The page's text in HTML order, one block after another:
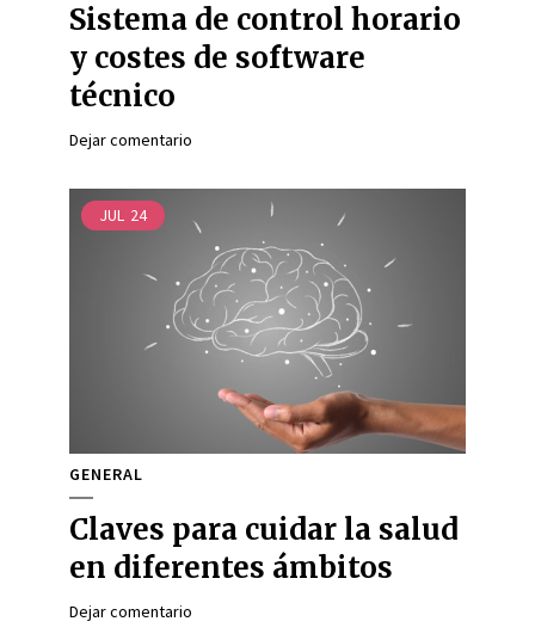
Sistema de control horario
y costes de software
técnico
Dejar comentario
JUL 24
GENERAL
Claves para cuidar la salud
en diferentes ámbitos
Dejar comentario